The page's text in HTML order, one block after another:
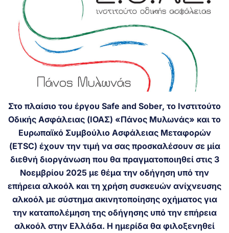
Στο πλαίσιο του έργου Safe and Sober, το Ινστιτούτο
Οδικής Ασφάλειας (ΙΟΑΣ) «Πάνος Μυλωνάς» και το
Ευρωπαϊκό Συμβούλιο Ασφάλειας Μεταφορών
(ETSC) έχουν την τιμή να σας προσκαλέσουν σε μία
διεθνή διοργάνωση που θα πραγματοποιηθεί στις 3
Νοεμβρίου 2025 με θέμα την οδήγηση υπό την
επήρεια αλκοόλ και τη χρήση συσκευών ανίχνευσης
αλκοόλ με σύστημα ακινητοποίησης οχήματος για
την καταπολέμηση της οδήγησης υπό την επήρεια
αλκοόλ στην Ελλάδα. Η ημερίδα θα φιλοξενηθεί